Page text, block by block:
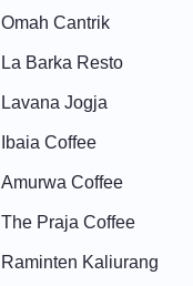
Omah Cantrik
La Barka Resto
Lavana Jogja
Ibaia Coffee
Amurwa Coffee
The Praja Coffee
Raminten Kaliurang